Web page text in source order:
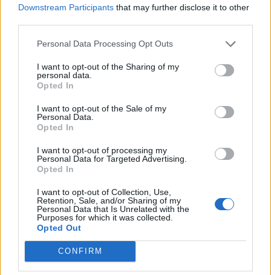
Downstream Participants that may further disclose it to other
Personal Data Processing Opt Outs
I want to opt-out of the Sharing of my
personal data.
Opted In
I want to opt-out of the Sale of my
Personal Data.
Opted In
I want to opt-out of processing my
Personal Data for Targeted Advertising.
Opted In
I want to opt-out of Collection, Use,
Retention, Sale, and/or Sharing of my
Personal Data that Is Unrelated with the
Purposes for which it was collected.
Opted Out
CONFIRM
éjszaka pedig akár a holnapi is lehet". Az elnök ezzel...
KEDVES OLVASÓNK!
A keresett cikk a portfolio.hu hírarchívumához
tartozik, melynek olvasása előfizetéses
Az előfizetés a következőket tartalmazza:
Portfolio.hu teljes cikkarchívum
Kötéslisták: BÉT elmúlt 2 év napon belüli
kötéslistái
Előfizetés
MÁR ELŐFIZETŐNK VAGY?BEJELENTKEZÉS